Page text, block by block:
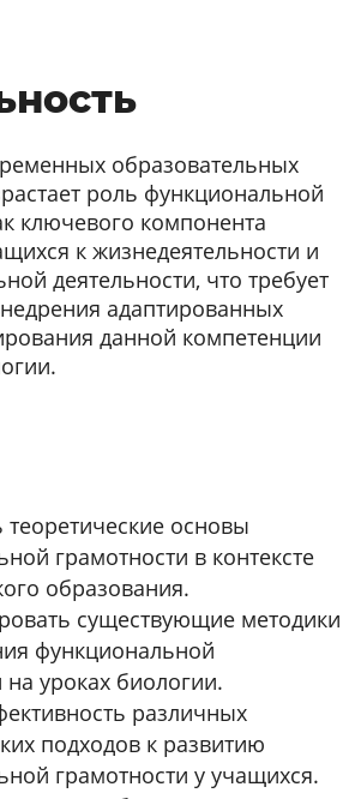
образовательных
роль функциональной
ключевого компонента
к жизнедеятельности и
деятельности, что требует
адаптированных
данной компетенции
теоретические основы
грамотности в контексте
образования.
существующие методики
функциональной
на уроках биологии.
различных
подходов к развитию
грамотности у учащихся.